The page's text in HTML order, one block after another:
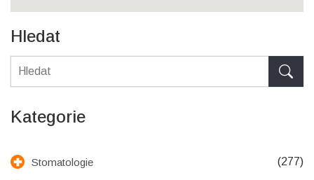
Hledat
Kategorie
Stomatologie (277)